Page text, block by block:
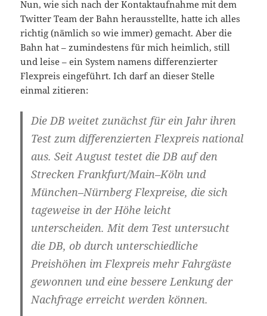
Nun, wie sich nach der Kontaktaufnahme mit dem
Twitter Team der Bahn herausstellte, hatte ich alles
richtig (nämlich so wie immer) gemacht. Aber die
Bahn hat – zumindestens für mich heimlich, still
und leise – ein System namens differenzierter
Flexpreis eingeführt. Ich darf an dieser Stelle
einmal zitieren:
Die DB weitet zunächst für ein Jahr ihren
Test zum differenzierten Flexpreis national
aus. Seit August testet die DB auf den
Strecken Frankfurt/Main–Köln und
München–Nürnberg Flexpreise, die sich
tageweise in der Höhe leicht
unterscheiden. Mit dem Test untersucht
die DB, ob durch unterschiedliche
Preishöhen im Flexpreis mehr Fahrgäste
gewonnen und eine bessere Lenkung der
Nachfrage erreicht werden können.